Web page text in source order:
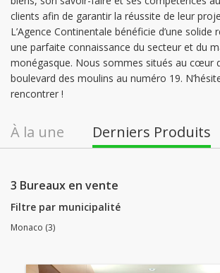
clients afin de garantir la réussite de leur
L’Agence Continentale bénéficie d’une solide
une parfaite connaissance du secteur et du
monégasque. Nous sommes situés au cœur
boulevard des moulins au numéro 19.
rencontrer !
À la une Derniers Produits
3 Bureaux en vente
Filtre par municipalité
Monaco (3)